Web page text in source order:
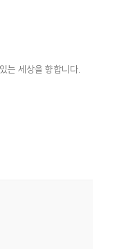
는 세상을 향합니다.